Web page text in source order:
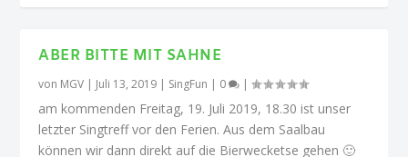
ABER BITTE MIT SAHNE
von MGV Juli 13, 2019 SingFun 0 |
am kommenden Freitag, 19. Juli 2019, 18.30 ist unser
letzter Singtreff vor den Ferien. Aus dem Saalbau
können wir dann direkt auf die Bierwecketse gehen 🙂